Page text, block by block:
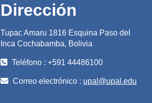
Dirección
Tupac Amaru 1816 Esquina Paso del
Inca Cochabamba, Bolivia
Teléfono : +591 44486100
Correo electrónico : upal@upal.edu